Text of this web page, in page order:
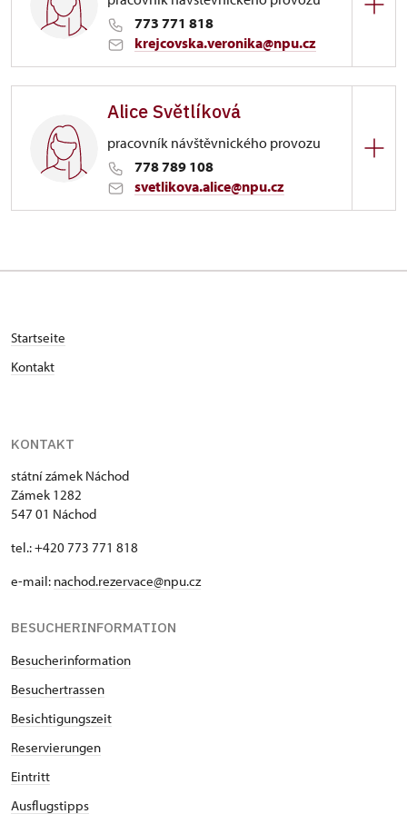
773 771 818
krejcovska.veronika@npu.cz
Zámek 1282/, Náchod
rezervace prohlídek
Alice Světlíková
pracovník návštěvnického provozu
778 789 108
svetlikova.alice@npu.cz
Startseite
Kontakt
KONTAKT
státní zámek Náchod
Zámek 1282
547 01 Náchod
tel.: +420 773 771 818
e-mail: nachod.rezervace@npu.cz
BESUCHERINFORMATION
Besucherinformation
Besuchertrassen
Besichtigungszeit
Reservierungen
Eintritt
Ausflugstipps